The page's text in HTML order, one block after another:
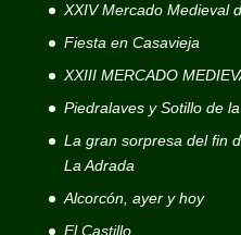
XXIV Mercado Medieval
Fiesta en Casavieja
XXIII MERCADO
Piedralaves y Sotillo de
La gran sorpresa del fin
La Adrada
Alcorcón, ayer y hoy
El Castillo